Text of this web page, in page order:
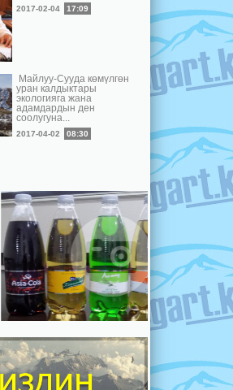
2017-02-04 17:09
Майлуу-Сууда көмүлгөн
уран калдыктары
экологияга жана
адамдардын ден
соолугуна...
2017-04-02 08:30